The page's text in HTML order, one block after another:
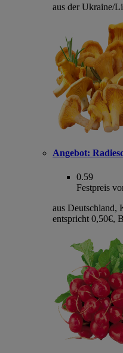
aus der Ukraine/
Angebot:
0.59
Festpreis
aus Deutschland,
entspricht 0,50€,